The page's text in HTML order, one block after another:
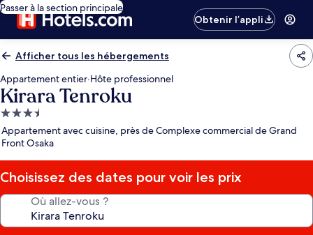
Passer à la section principale
Obtenir l’appli
Afficher tous les hébergements
Appartement entier·Hôte professionnel
Kirara Tenroku
Hébergement
3.5 étoiles
Appartement avec cuisine, près de Complexe commercial de Grand
Front Osaka
Choisissez des dates pour voir les prix
Où allez-vous ?